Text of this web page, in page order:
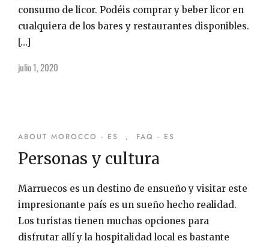
consumo de licor. Podéis comprar y beber licor en
cualquiera de los bares y restaurantes disponibles.
[…]
julio 1, 2020
ABOUT MOROCCO - ES , FAQ - ES
Personas y cultura
Marruecos es un destino de ensueño y visitar este
impresionante país es un sueño hecho realidad.
Los turistas tienen muchas opciones para
disfrutar allí y la hospitalidad local es bastante